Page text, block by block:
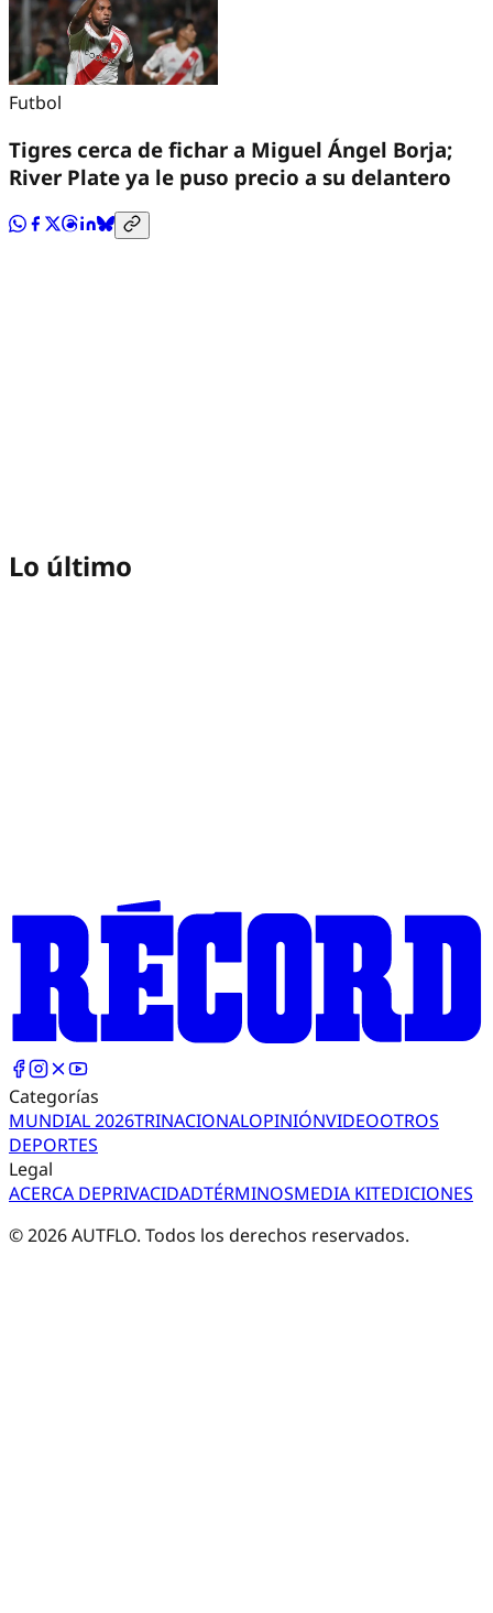
Futbol
Tigres cerca de fichar a Miguel Ángel Borja;
River Plate ya le puso precio a su delantero
Lo último
Categorías
MUNDIAL 2026TRINACIONALOPINIÓNVIDEOOTROS
DEPORTES
Legal
ACERCA DEPRIVACIDADTÉRMINOSMEDIA KITEDICIONES
©2026AUTFLO. Todos los derechos reservados.